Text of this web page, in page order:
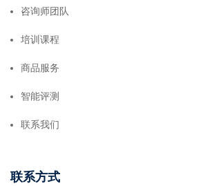
咨询师团队
培训课程
商品服务
智能评测
联系我们
联系方式